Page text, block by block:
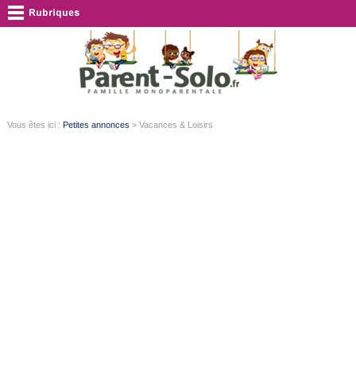
Vous êtes ici : Petites annonces > Vacances & Loisirs